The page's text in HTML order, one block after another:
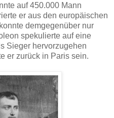
auf 450.000 Mann
er aus den europäischen
demgegenüber nur
spekulierte auf eine
Sieger hervorzugehen
er zurück in Paris sein.